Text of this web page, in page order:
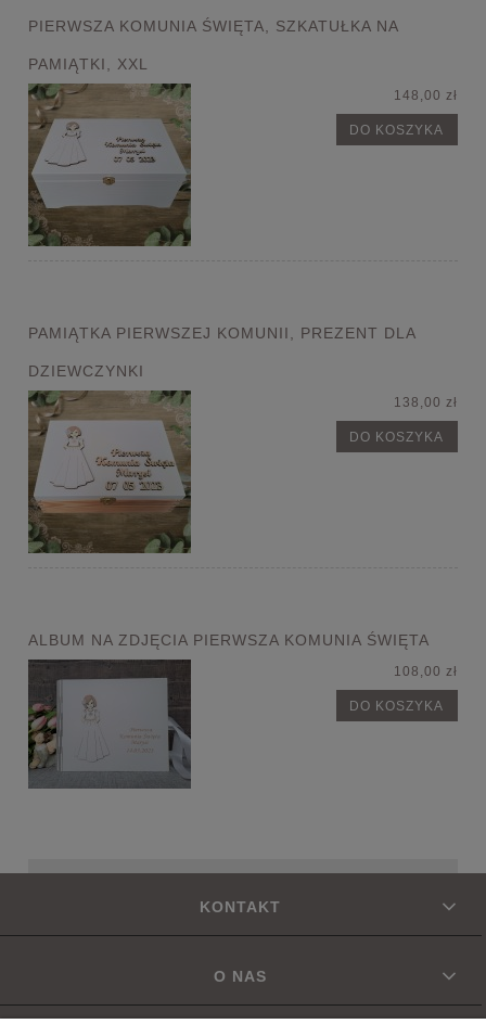
PIERWSZA KOMUNIA ŚWIĘTA, SZKATUŁKA NA
PAMIĄTKI, XXL
148,00 zł
DO KOSZYKA
PAMIĄTKA PIERWSZEJ KOMUNII, PREZENT DLA
DZIEWCZYNKI
138,00 zł
DO KOSZYKA
ALBUM NA ZDJĘCIA PIERWSZA KOMUNIA ŚWIĘTA
108,00 zł
DO KOSZYKA
KONTAKT
O NAS